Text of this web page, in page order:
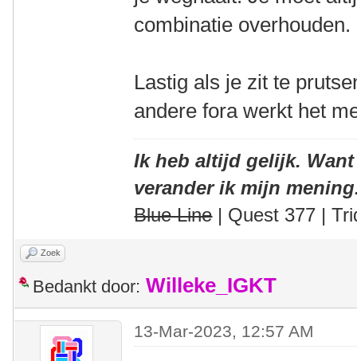
combinatie overhouden.
Lastig als je zit te
andere fora werkt het
Ik heb altijd gelijk.
verander ik mijn
Blue Line| Quest 377 |
Zoek
Bedankt door: Willeke_IGKT
13-Mar-2023, 12:57 AM